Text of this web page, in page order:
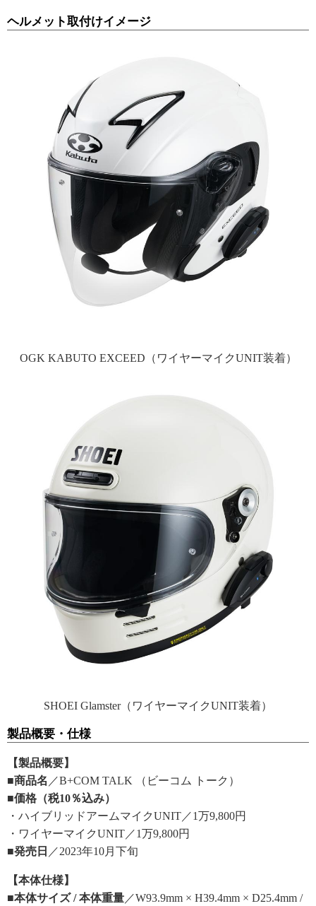
ヘルメット取付けイメージ
OGK KABUTO EXCEED（ワイヤーマイクUNIT装着）
SHOEI Glamster（ワイヤーマイクUNIT装着）
製品概要・仕様
【製品概要】
■商品名 ／B+COM TALK （ビーコム トーク）
■価格（税10％込み）
・ハイブリッドアームマイクUNIT／1万9,800円
・ワイヤーマイクUNIT／1万9,800円
■発売日 ／2023年10月下旬
【本体仕様】
■本体サイズ / 本体重量 ／W93.9mm × H39.4mm × D25.4mm /